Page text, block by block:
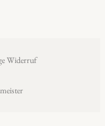
Widerruf